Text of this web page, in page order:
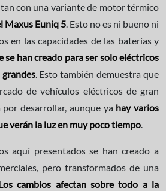
con una variante de motor térmico
Maxus Euniq 5. Esto no es ni bueno ni
en las capacidades de las baterías y
se han creado para ser solo eléctricos
. Esto también demuestra que
de vehículos eléctricos de gran
desarrollar, aunque ya hay varios
verán la luz en muy poco tiempo.
aquí presentados se han creado a
pero transformados de una
cambios afectan sobre todo a la